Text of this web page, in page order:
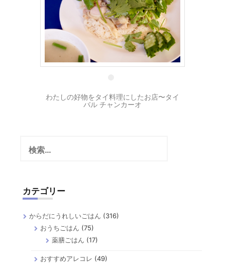
わたしの好物をタイ料理にしたお店〜タイ
バル チャンカーオ
カテゴリー
からだにうれしいごはん (316)
おうちごはん (75)
薬膳ごはん (17)
おすすめアレコレ (49)